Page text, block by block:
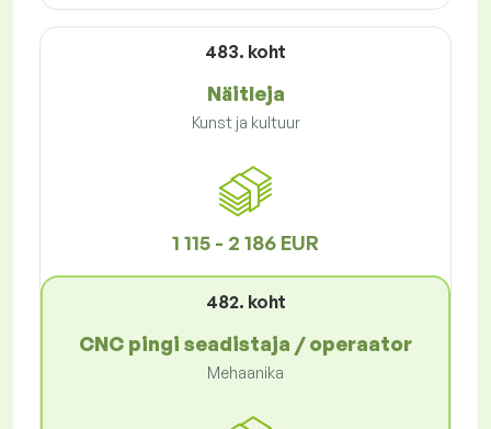
483. koht
Näitleja
Kunst ja kultuur
1 115 - 2 186 EUR
482. koht
CNC pingi seadistaja / operaator
Mehaanika